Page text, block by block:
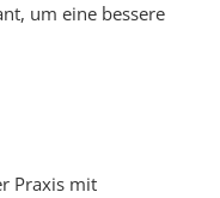
um eine bessere
Praxis mit